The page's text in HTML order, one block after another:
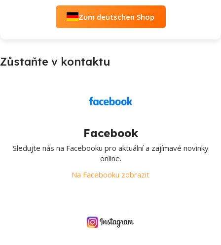
Zum deutschen Shop
Zůstaňte v kontaktu
Facebook
Sledujte nás na Facebooku pro aktuální a zajímavé novinky
online.
Na Facebooku zobrazit